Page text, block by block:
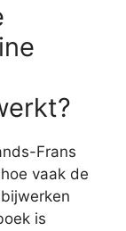
Frans
vaak de
is